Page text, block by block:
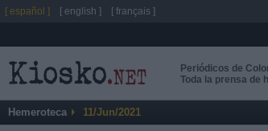
Periódicos de
Toda la prensa de
Hemeroteca 11/Jun/2021
[ español ] [ english ] [ français ]